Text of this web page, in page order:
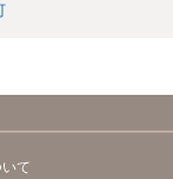
て